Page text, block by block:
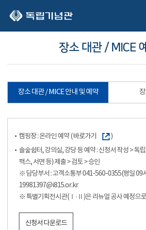
장소 대관 / MICE
장소 대관 / MICE 안내 및 예약
캠핑장 : 온라인 예약 (바로가기
)
솔숲쉼터, 강의실, 강당 등 예약 : 신청서 작성 > 독
팩스, 서면 등) 제출 > 검토 > 승인
※ 담당부서 : 고객소통부 041-560-0355(평일 09
19981397@i815.or.kr
※ 특별기획전시관(Ⅰ·Ⅱ)은 리뉴얼 공사 예정으
신청서 다운로드